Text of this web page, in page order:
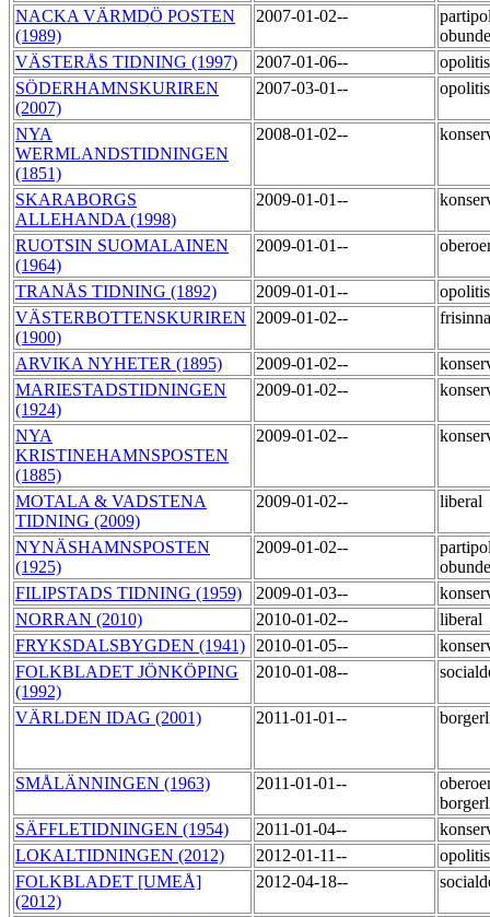
NACKA VÄRMDÖ POSTEN
(1989)
2007-01-02--
VÄSTERÅS TIDNING (1997)
2007-01-06--
SÖDERHAMNSKURIREN
(2007)
2007-03-01--
NYA
WERMLANDSTIDNINGEN
(1851)
2008-01-02--
SKARABORGS
ALLEHANDA (1998)
2009-01-01--
RUOTSIN SUOMALAINEN
(1964)
2009-01-01--
TRANÅS TIDNING (1892) 2009-01-01--
VÄSTERBOTTENSKURIREN
(1900)
2009-01-02--
ARVIKA NYHETER (1895) 2009-01-02--
MARIESTADSTIDNINGEN
(1924)
2009-01-02--
NYA
KRISTINEHAMNSPOSTEN
(1885)
2009-01-02--
MOTALA & VADSTENA
TIDNING (2009)
2009-01-02-- liberal
NYNÄSHAMNSPOSTEN
(1925)
2009-01-02--
FILIPSTADS TIDNING (1959)
2009-01-03--
NORRAN (2010)
2010-01-02--
liberal
FRYKSDALSBYGDEN (1941)
2010-01-05--
FOLKBLADET JÖNKÖPING
(1992)
2010-01-08--
VÄRLDEN IDAG (2001) 2011-01-01--
SMÅLÄNNINGEN (1963) 2011-01-01--
SÄFFLETIDNINGEN (1954)
2011-01-04--
LOKALTIDNINGEN (2012)
2012-01-11--
FOLKBLADET [UMEÅ]
(2012)
2012-04-18--